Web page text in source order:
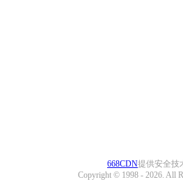
668CDN提供安全技
Copyright © 1998 - 2026. All